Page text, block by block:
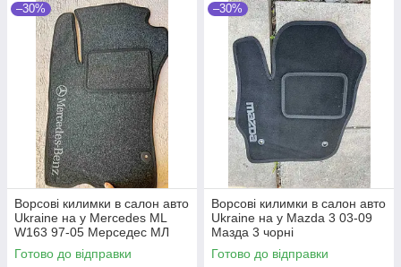
–30%
Ворсові килимки в салон авто
Ukraine на у Mercedes ML
W163 97-05 Мерседес МЛ
чорні
Готово до відправки
–30%
Ворсові килимки в салон авто
Ukraine на у Mazda 3 03-09
Мазда 3 чорні
Готово до відправки